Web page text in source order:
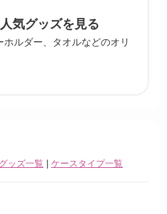
気グッズを見る
ルダー、タオルなどのオリ
グッズ一覧 | ケースタイプ一覧